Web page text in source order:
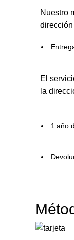
Nuestro
El
la
1 año